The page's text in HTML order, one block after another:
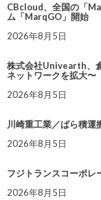
CBcloud、全国の「
ム「MarqGO」開始
2026年8月5日
株式会社Univearth、
ネットワークを拡大〜
2026年8月5日
川崎重工業／ばら積運
2026年8月5日
フジトランスコーポレ
2026年8月5日